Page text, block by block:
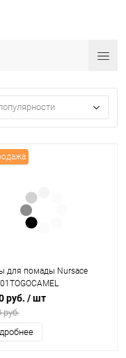
для помады Nursace
руб. / шт
руб.